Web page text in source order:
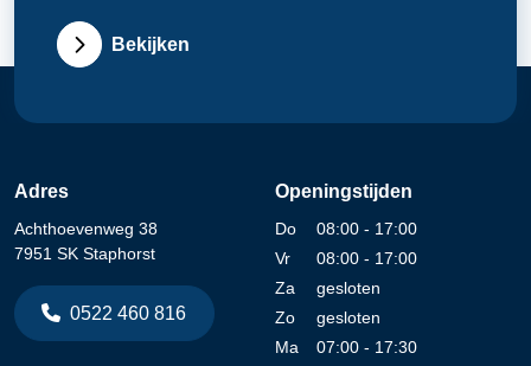
Bekijken
Adres
Achthoevenweg 38
7951 SK Staphorst
0522 460 816
Openingstijden
Do
08:00 - 17:00
Vr
08:00 - 17:00
Za
gesloten
Zo
gesloten
Ma
07:00 - 17:30